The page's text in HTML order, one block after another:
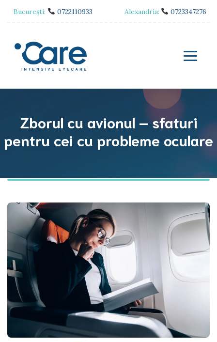
București: 0722110933 Alexandria: 0723347276
Zborul cu avionul – sfaturi
pentru cei cu probleme oculare